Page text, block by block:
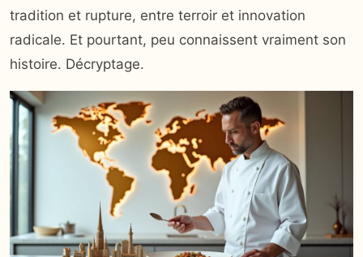
tradition et rupture, entre terroir et innovation
radicale. Et pourtant, peu connaissent vraiment son
histoire. Décryptage.